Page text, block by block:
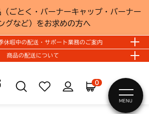
ごとく・バーナーキャップ・バーナー
グなど）をお求めの方へ
暇中の配送・サポート業務のご案内
商品の配送について
0
MENU